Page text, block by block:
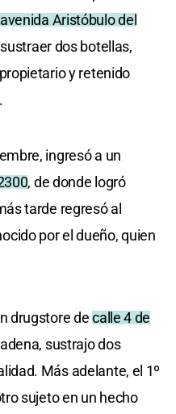
avenida Aristóbulo del
dos botellas,
y retenido
ingresó a un
, de donde logró
tarde regresó al
por el dueño, quien
drugstore decalle 4 de
sustrajo dos
Más adelante, el 1º
sujeto en un hecho